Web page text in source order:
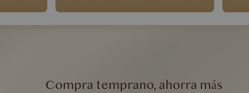
Compra temprano, ahorra más